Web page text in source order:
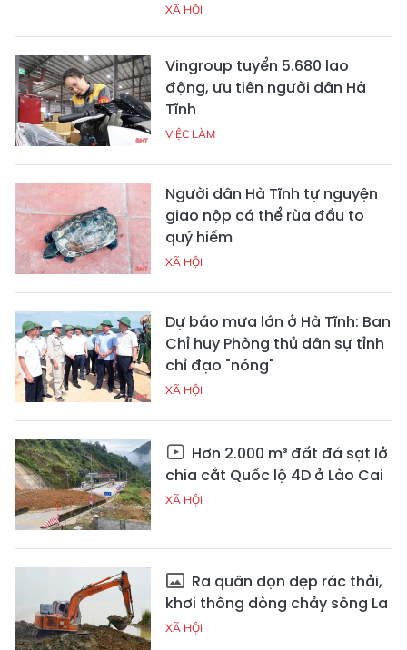
XÃ HỘI
Vingroup tuyển 5.680 lao
động, ưu tiên người dân Hà
Tĩnh
VIỆC LÀM
Người dân Hà Tĩnh tự nguyện
giao nộp cá thể rùa đầu to
quý hiếm
XÃ HỘI
Dự báo mưa lớn ở Hà Tĩnh: Ban
Chỉ huy Phòng thủ dân sự tỉnh
chỉ đạo "nóng"
XÃ HỘI
Hơn 2.000 m³ đất đá sạt lở
chia cắt Quốc lộ 4D ở Lào Cai
XÃ HỘI
Ra quân dọn dẹp rác thải,
khơi thông dòng chảy sông La
XÃ HỘI